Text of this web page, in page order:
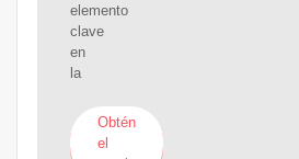
elemento
clave
en
la
Obtén
el